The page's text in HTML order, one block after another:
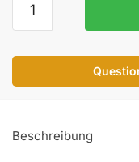
HELM
M.INNENHELM
Beschreibung